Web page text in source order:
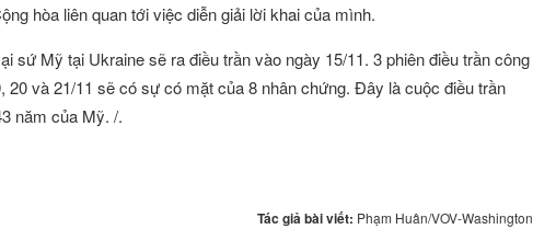
hòa liên quan tới việc diễn giải lời khai của mình.
sứ Mỹ tại Ukraine sẽ ra điều trần vào ngày 15/11. 3 phiên điều trần công
20 và 21/11 sẽ có sự có mặt của 8 nhân chứng. Đây là cuộc điều trần
năm của Mỹ. /.
Tác giả bài viết: Phạm Huân/VOV-Washington